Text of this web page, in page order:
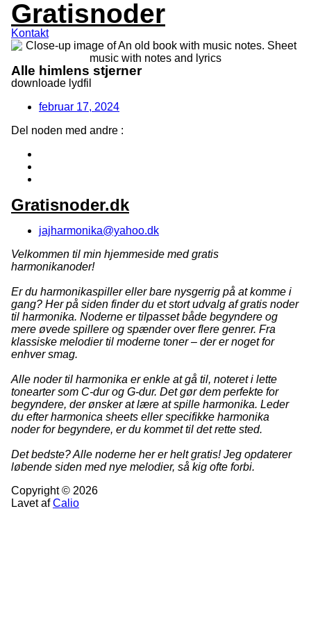
Videre
indhold
Gratisnoder
Kontakt
Alle himlens stjerner
downloade lydfil
februar 17, 2024
Del noden med andre :
Gratisnoder.dk
jajharmonika@yahoo.dk
Velkommen til min hjemmeside med gratis
harmonikanoder!
Er du harmonikaspiller eller bare nysgerrig på at komme i
gang? Her på siden finder du et stort udvalg af gratis noder
til harmonika. Noderne er tilpasset både begyndere og
mere øvede spillere og spænder over flere genrer. Fra
klassiske melodier til moderne toner – der er noget for
enhver smag.
Alle noder til harmonika er enkle at gå til, noteret i lette
tonearter som C-dur og G-dur. Det gør dem perfekte for
begyndere, der ønsker at lære at spille harmonika. Leder
du efter harmonica sheets eller specifikke harmonika
noder for begyndere, er du kommet til det rette sted.
Det bedste? Alle noderne her er helt gratis! Jeg opdaterer
løbende siden med nye melodier, så kig ofte forbi.
Copyright © 2026
Lavet afCalio